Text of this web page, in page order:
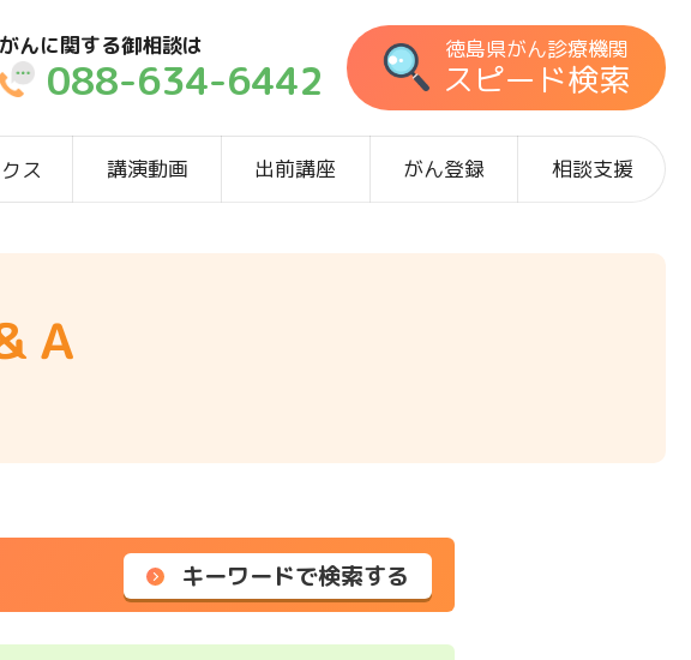
がんに関する御相談は
088-634-6442
徳島県がん診療機関
スピード検索
ス 講演動画 出前講座 がん登録 相談支援
Ａ
キーワードで検索する